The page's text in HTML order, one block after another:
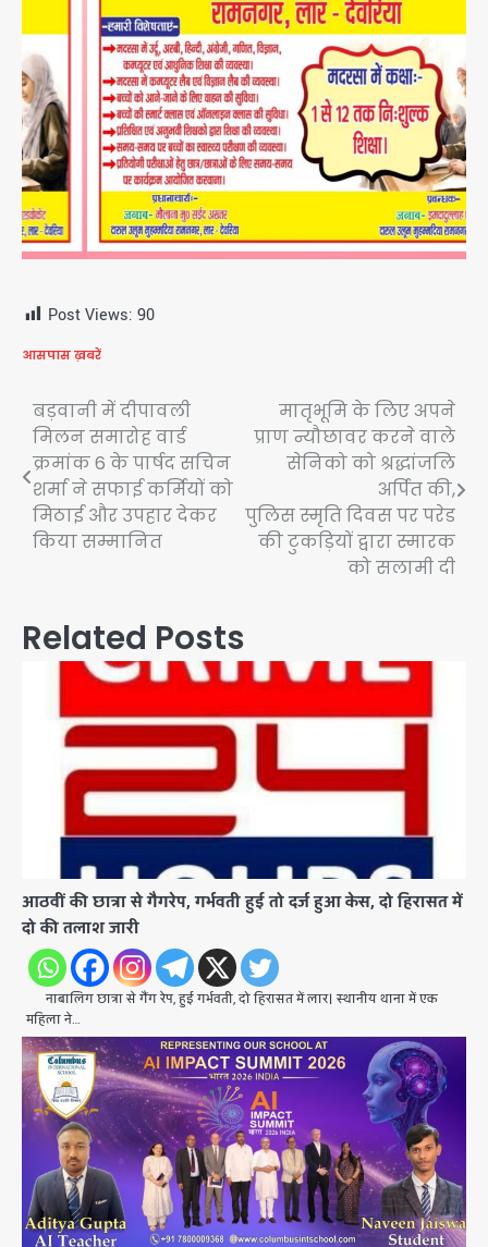
Post Views: 90
आसपास ख़बरें
Post
navigation
बड़वानी में दीपावली
मिलन समारोह वार्ड
क्रमांक 6 के पार्षद सचिन
शर्मा ने सफाई कर्मियों को
मिठाई और उपहार देकर
किया सम्मानित
मातृभूमि के लिए अपने
प्राण न्यौछावर करने वाले
सेनिको को श्रद्धांजलि
अर्पित की,
पुलिस स्मृति दिवस पर परेड
की टुकड़ियों द्वारा स्मारक
को सलामी दी
Related Posts
आठवीं की छात्रा से गैगरेप, गर्भवती हुई तो दर्ज हुआ केस, दो हिरासत में
दो की तलाश जारी
नाबालिग छात्रा से गैंग रेप, हुई गर्भवती, दो हिरासत में लार। स्थानीय थाना में एक
महिला ने…